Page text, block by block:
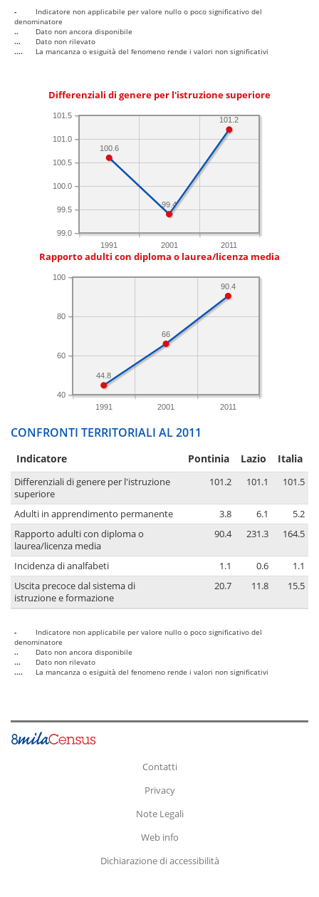
-
Indicatore non applicabile per valore nullo o poco significativo del
denominatore
..
Dato non ancora disponibile
...
Dato non rilevato
....
La mancanza o esiguità del fenomeno rende i valori non significativi
Differenziali di genere per l'istruzione superiore
1991 2001 2011
99.0
99.5
100.0
100.5
101.0
101.5
101.2
99.4
100.6
Rapporto adulti con diploma o laurea/licenza media
1991 2001 2011
40
60
80
100
90.4
66
44.8
CONFRONTI TERRITORIALI AL 2011
Indicatore Pontinia Lazio Italia
Differenziali di genere per l'istruzione
superiore
101.2 101.1 101.5
Adulti in apprendimento permanente 3.8 6.1
5.2
Rapporto adulti con diploma o
laurea/licenza media
90.4 231.3 164.5
Incidenza di analfabeti 1.1 0.6
1.1
Uscita precoce dal sistema di
istruzione e formazione
20.7 11.8 15.5
-
Indicatore non applicabile per valore nullo o poco significativo del
denominatore
..
Dato non ancora disponibile
...
Dato non rilevato
....
La mancanza o esiguità del fenomeno rende i valori non significativi
Contatti
Privacy
Note Legali
Web info
Dichiarazione di accessibilità